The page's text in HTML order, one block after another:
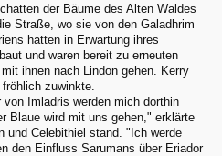
der Bäume des Alten Waldes
Straße, wo sie von den Galadhrim
hatten in Erwartung ihres
und waren bereit zu erneuten
ihnen nach Lindon gehen. Kerry
zuwinkte.
Imladris werden mich dorthin
Blaue wird mit uns gehen," erklärte
und Celebithiel stand. "Ich werde
den Einfluss Sarumans über Eriador